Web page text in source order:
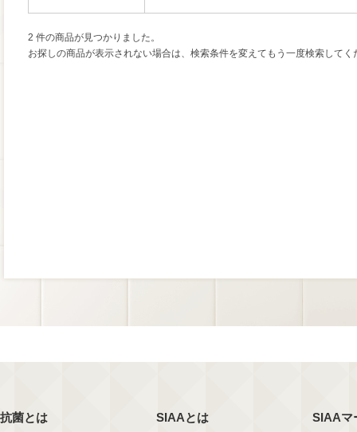
2 件の商品が見つかりました。
お探しの商品が表示されない場合は、検索条件を変えてもう一度検索してく
抗菌とは SIAAとは SIAAマ